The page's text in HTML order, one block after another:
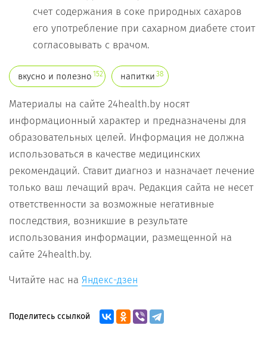
счет содержания в соке природных сахаров
его употребление при сахарном диабете стоит
согласовывать с врачом.
вкусно и полезно 152 напитки 38
Материалы на сайте 24health.by носят
информационный характер и предназначены для
образовательных целей. Информация не должна
использоваться в качестве медицинских
рекомендаций. Ставит диагноз и назначает лечение
только ваш лечащий врач. Редакция сайта не несет
ответственности за возможные негативные
последствия, возникшие в результате
использования информации, размещенной на
сайте 24health.by.
Читайте нас на Яндекс-дзен
Поделитесь ссылкой